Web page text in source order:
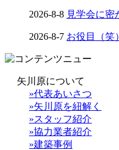
2026-8-8 見学会に密
2026-8-7 お役目（笑
矢川原について
»代表あいさつ
»矢川原を紐解く
»スタッフ紹介
»協力業者紹介
»建築事例